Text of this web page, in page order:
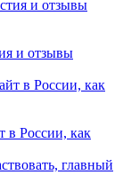
и отзывы
в России, как